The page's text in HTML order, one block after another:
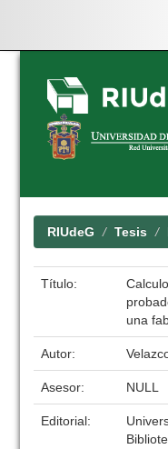
Skip
navigation
RIUdeG Tesis
Título:
una
Autor:
Asesor: NULL
Editorial: